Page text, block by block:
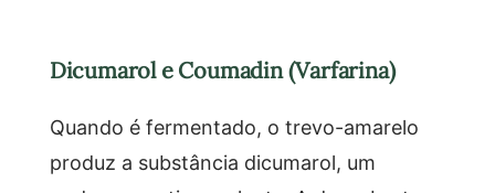
Dicumarol e Coumadin (Varfarina)
Quando é fermentado, o trevo-amarelo
produz a substância dicumarol, um